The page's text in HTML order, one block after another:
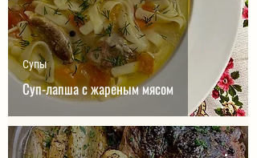
Суп-лапша с жареным мясом
Супы